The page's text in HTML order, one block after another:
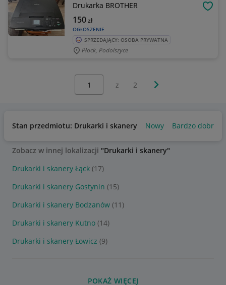
Drukarka BROTHER
OGŁOSZENIE
150zł
SPRZEDAJĄCY: OSOBA PRYWATNA
Płock, Podolszyce
z 2 Następna strona
Stan przedmiotu: Drukarki i skanery Nowy Bardzo dobry
Zobacz w innej lokalizacji "Drukarki i skanery"
Drukarki i skanery Łąck (17)
Drukarki i skanery Gostynin (15)
Drukarki i skanery Bodzanów (11)
Drukarki i skanery Kutno (14)
Drukarki i skanery Łowicz (9)
POKAŻ WIĘCEJ